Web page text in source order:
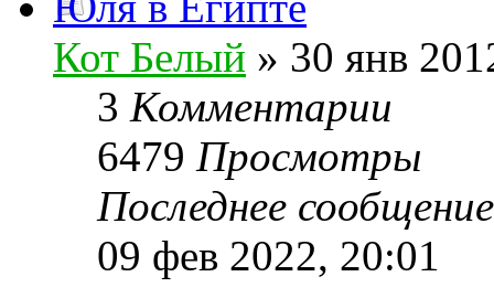
Кот Белый » 30 янв
3 Комментарии
6479 Просмотры
Последнее
09 фев 2022, 20:01